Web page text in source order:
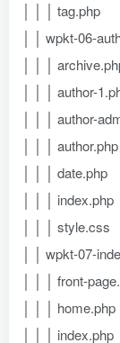
│ │ │ tag.php
│ │ wpkt-06-
│ │ │
│ │ │ author-
│ │ │ author-
│ │ │ author.php
│ │ │ date.php
│ │ │ index.php
│ │ │ style.css
│ │ wpkt-07-
│ │ │ front-
│ │ │ home.php
│ │ │ index.php